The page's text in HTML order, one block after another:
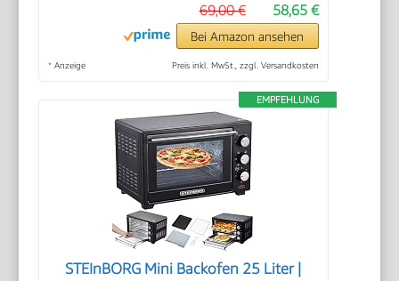
58,65 €
69,00 €
Bei Amazon ansehen
* Anzeige Preis inkl. MwSt., zzgl. Versandkosten
EMPFEHLUNG
STEInBORG Mini Backofen 25 Liter |